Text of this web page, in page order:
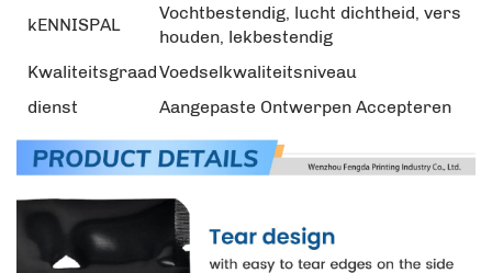
kENNISPAL
Vochtbestendig, lucht dichtheid, vers
houden, lekbestendig
KwaliteitsgraadVoedselkwaliteitsniveau
dienst
Aangepaste Ontwerpen Accepteren